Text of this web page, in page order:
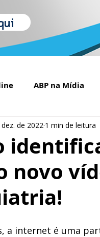
ABP na Mídia
Setembro
novo
de 2022 1 min de leitura
a internet é uma